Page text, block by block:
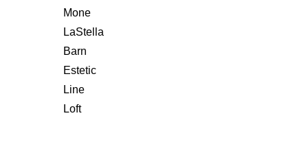
Mone
LaStella
Barn
Estetic
Line
Loft